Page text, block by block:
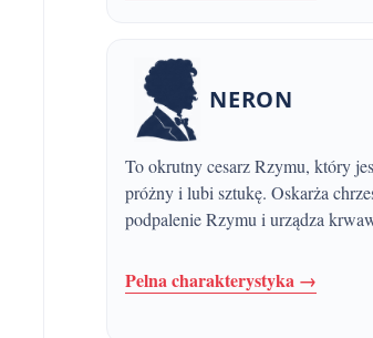
NERON
To okrutny cesarz Rzymu, który jest bardzo
próżny i lubi sztukę. Oskarża
podpalenie Rzymu i urządza
Pelna charakterystyka →